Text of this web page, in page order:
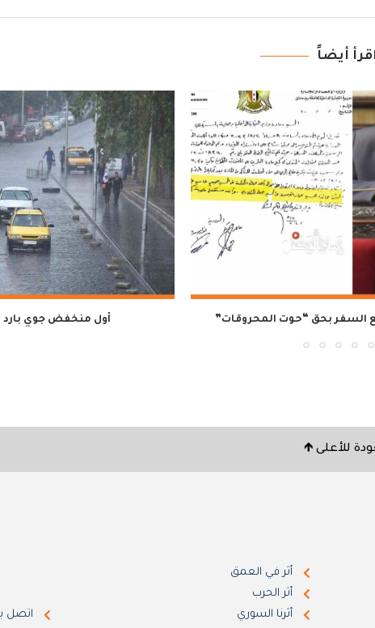
أيضاً
السفر بحق “حوت المحروقات” أول منخفض جوي بارد
للأعلى 🡹
أثر في العمق
أثر الحرب
أثرنا السوري
اتصل